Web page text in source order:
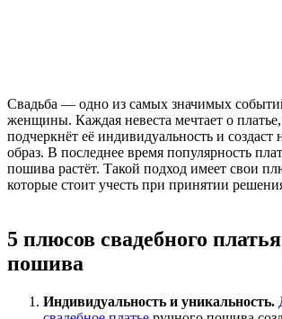
Свадьба — одно из самых значимых
женщины. Каждая невеста мечтает о платье,
подчеркнёт её индивидуальность и создаст
образ. В последнее время популярность
пошива растёт. Такой подход имеет свои
которые стоит учесть при принятии
5 плюсов свадебного
пошива
Индивидуальность и уникальность.